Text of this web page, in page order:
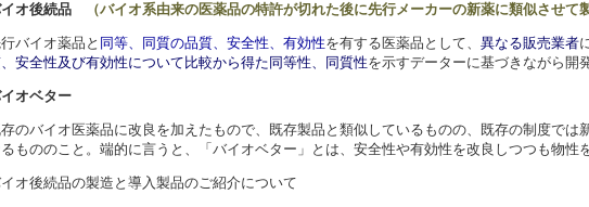
オ後続品 （バイオ系由来の医薬品の特許が切れた後に先行メーカーの新薬に類似させて
バイオ薬品と 同等、同質の品質、安全性、有効性を有する医薬品として、 異なる販売業者
安全性及び有効性について比較から得た同等性、同質性を示すデーターに基づきながら開
オベター
のバイオ医薬品に改良を加えたもので、既存製品と類似しているものの、既存の制度で
もののこと。端的に言うと、「バイオベター」とは、安全性や有効性を改良しつつも物性
オ後続品の製造と導入製品のご紹介について